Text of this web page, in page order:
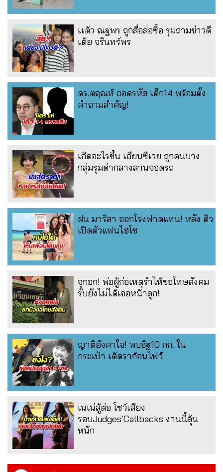
เเต้ว ณฐพร ถูกสื่อล่อซื้อ รุมถามข่าวดี
เต้ย จรินทร์พร
ดร.ตฤณห์ ถอดรหัส เด็ก14 พร้อมตั้ง
คำถามสำคัญ!
เกิดอะไรขึ้น เถียนซีเวย ถูกคนบาง
กลุ่มรุมด่ากลางลานจอดรถ
ฝน มาริสา ออกโรงฟาดแทน! หลัง ดิว
เปิดตัวแฟนไฮโซ
จุกอก! พ่อผู้ก่อเหตุร่ำไห้ขอโทษสังคม
รับยังไม่ได้เจอหน้าลูก!
ญาติยังคาใจ! พบอิฐ10 กก. ใน
กระเป๋า เต้ดราก้อนไฟว์
เนเน่สู้ต่อ โชว์เสียง
รอบJudges’Callbacks งานนี้ลุ้น
หนัก